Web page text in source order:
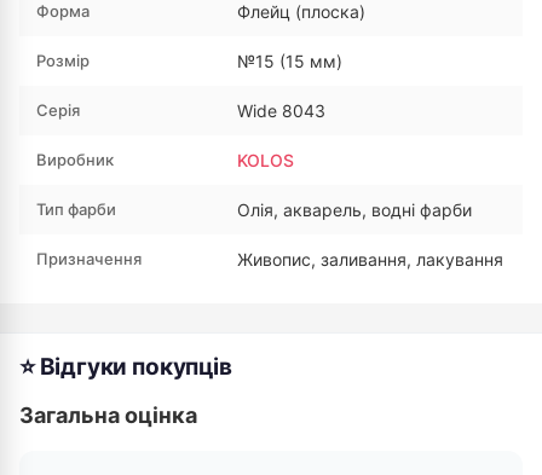
Форма Флейц (плоска)
Розмір №15 (15 мм)
Серія Wide 8043
Виробник KOLOS
Тип фарби Олія, акварель, водні фарби
Призначення Живопис, заливання, лакування
⭐ Відгуки покупців
Загальна оцінка